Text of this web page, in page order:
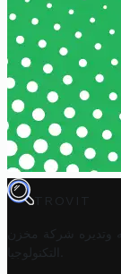
TROVIT
وتديره
شركة مخزن
التكنولوجيا